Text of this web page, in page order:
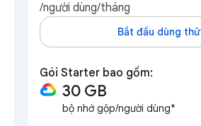
/người dùng/tháng
Bắt đầu dùng thử
Gói Starter bao gồm:
30 GB
bộ nhớ gộp/người dùng*